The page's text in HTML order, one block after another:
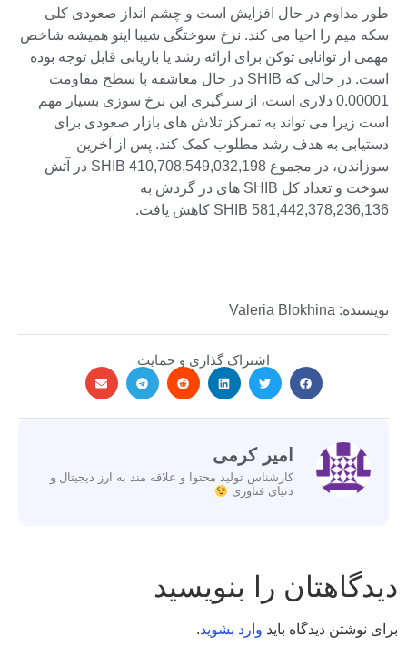
طور مداوم در حال افزایش است و چشم انداز صعودی کلی
سکه میم را احیا می کند. نرخ سوختگی شیبا اینو همیشه شاخص
مهمی از توانایی توکن برای ارائه رشد یا بازیابی قابل توجه بوده
است. در حالی که SHIB در حال معاشقه با سطح مقاومت
0.00001 دلاری است، از سرگیری این نرخ سوزی بسیار مهم
است زیرا می تواند به تمرکز تلاش های بازار صعودی برای
دستیابی به هدف رشد مطلوب کمک کند. پس از آخرین
سوزاندن، در مجموع 410,708,549,032,198 SHIB در آتش
سوخت و تعداد کل SHIB های در گردش به
581,442,378,236,136 SHIB کاهش یافت.
نویسنده: Valeria Blokhina
اشتراک گذاری و حمایت
امیر کرمی
کارشناس تولید محتوا و علاقه مند به ارز دیجیتال و
دنیای فناوری
دیدگاهتان را بنویسید
برای نوشتن دیدگاه باید وارد بشوید.